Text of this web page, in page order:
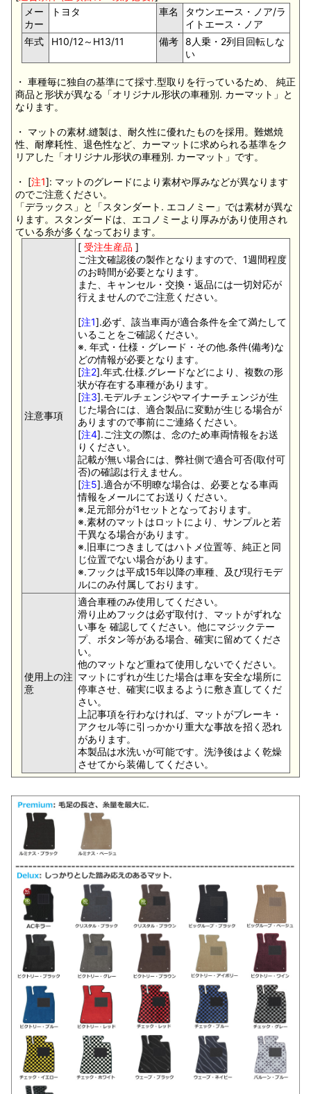
メー
カー
トヨタ 車名
タウンエース・ノア/ラ
イトエース・ノア
年式
H10/12～H13/11 備考
8人乗・2列目回転しな
い
・ 車種毎に独自の基準にて採寸.型取りを行っているため、 純正
商品と形状が異なる「オリジナル形状の車種別. カーマット」と
なります。
・ マットの素材.縫製は、耐久性に優れたものを採用。難燃焼
性、耐摩耗性、退色性など、カーマットに求められる基準をク
リアした「オリジナル形状の車種別. カーマット」です。
・ [注1]: マットのグレードにより素材や厚みなどが異なります
のでご注意ください。
「デラックス」と「スタンダート. エコノミー」では素材が異な
ります。スタンダードは、エコノミーより厚みがあり使用され
ている糸が多くなっております。
注意事項
[ 受注生産品 ]
ご注文確認後の製作となりますので、1週間程度
のお時間が必要となります。
また、キャンセル・交換・返品には一切対応が
行えませんのでご注意ください。
[注1].必ず、該当車両が適合条件を全て満たして
いることをご確認ください。
※. 年式・仕様・グレード・その他.条件(備考)な
どの情報が必要となります。
[注2].年式.仕様.グレードなどにより、複数の形
状が存在する車種があります。
[注3].モデルチェンジやマイナーチェンジが生
じた場合には、適合製品に変動が生じる場合が
ありますので事前にご連絡ください。
[注4].ご注文の際は、念のため車両情報をお送
りください。
記載が無い場合には、弊社側で適合可否(取付可
否)の確認は行えません。
[注5].適合が不明瞭な場合は、必要となる車両
情報をメールにてお送りください。
※.足元部分が1セットとなっております。
※.素材のマットはロットにより、サンプルと若
干異なる場合があります。
※.旧車につきましてはハトメ位置等、純正と同
じ位置でない場合があります。
※.フックは平成15年以降の車種、及び現行モデ
ルにのみ付属しております。
使用上の注
意
適合車種のみ使用してください。
滑り止めフックは必ず取付け、マットがずれな
い事を 確認してください。他にマジックテー
プ、ボタン等がある場合、確実に留めてくださ
い。
他のマットなど重ねて使用しないでください。
マットにずれが生じた場合は車を安全な場所に
停車させ、確実に収まるように敷き直してくだ
さい。
上記事項を行わなければ、マットがブレーキ・
アクセル等に引っかかり重大な事故を招く恐れ
があります。
本製品は水洗いが可能です。洗浄後はよく乾燥
させてから装備してください。